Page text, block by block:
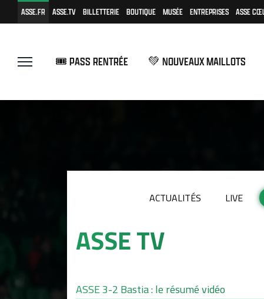
ASSE.FR ASSE.TV BILLETTERIE BOUTIQUE MUSÉE ENTREPRISES ASSE
🎟️ PASS RENTRÉE 💚 NOUVEAUX MAILLOTS
ACTUALITÉS LIVE
ASSE TV
ASSE 3-2 Bastia : le résumé vidéo